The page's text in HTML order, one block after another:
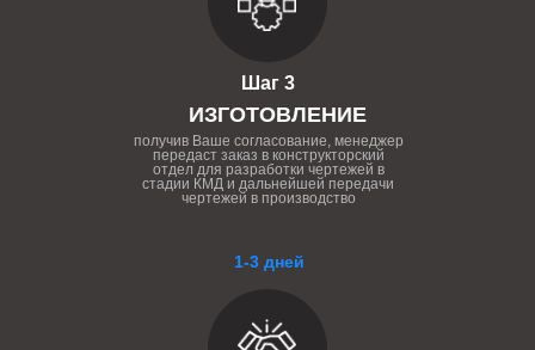
1-3 дней
Шаг 3
ИЗГОТОВЛЕНИЕ
получив Ваше согласование, менеджер
передаст заказ в конструкторский
отдел для разработки чертежей в
стадии КМД и дальнейшей передачи
чертежей в производство